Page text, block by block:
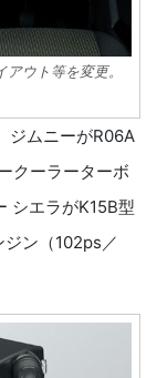
ウト等を変更。
ジムニーがR06A
クーラーターボ
シエラがK15B型
ン（102ps／